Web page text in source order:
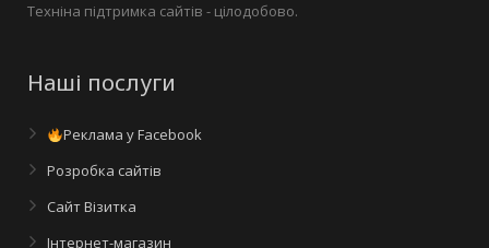
Техніна підтримка сайтів - цілодобово.
Наші послуги
Реклама у Facebook
Розробка сайтів
Сайт Візитка
Інтернет-магазин